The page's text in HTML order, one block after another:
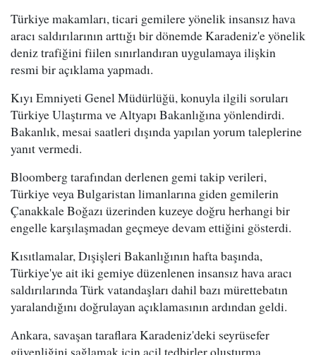
Türkiye makamları, ticari gemilere yönelik insansız hava
aracı saldırılarının arttığı bir dönemde Karadeniz'e yönelik
deniz trafiğini fiilen sınırlandıran uygulamaya ilişkin
resmi bir açıklama yapmadı.
Kıyı Emniyeti Genel Müdürlüğü, konuyla ilgili soruları
Türkiye Ulaştırma ve Altyapı Bakanlığına yönlendirdi.
Bakanlık, mesai saatleri dışında yapılan yorum taleplerine
yanıt vermedi.
Bloomberg tarafından derlenen gemi takip verileri,
Türkiye veya Bulgaristan limanlarına giden gemilerin
Çanakkale Boğazı üzerinden kuzeye doğru herhangi bir
engelle karşılaşmadan geçmeye devam ettiğini gösterdi.
Kısıtlamalar, Dışişleri Bakanlığının hafta başında,
Türkiye'ye ait iki gemiye düzenlenen insansız hava aracı
saldırılarında Türk vatandaşları dahil bazı mürettebatın
yaralandığını doğrulayan açıklamasının ardından geldi.
Ankara, savaşan taraflara Karadeniz'deki seyrüsefer